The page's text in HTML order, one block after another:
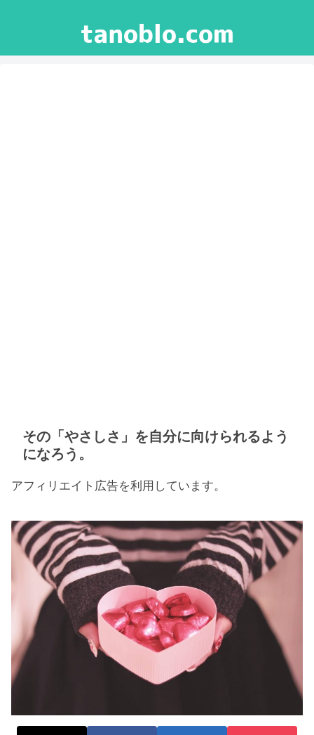
その「やさしさ」を自分に向けられるよう
になろう。
アフィリエイト広告を利用しています。